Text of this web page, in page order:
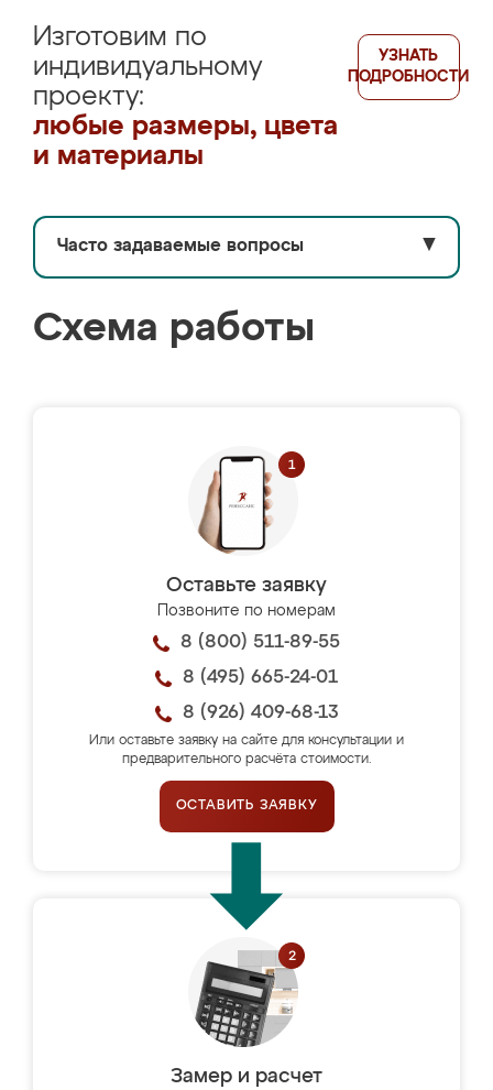
Изготовим по
индивидуальному
проекту:
любые размеры, цвета
и материалы
УЗНАТЬ
ПОДРОБНОСТИ
Часто задаваемые вопросы ▼
Схема работы
Оставьте заявку
Позвоните по номерам
8 (800) 511-89-55
8 (495) 665-24-01
8 (926) 409-68-13
Или оставьте заявку на сайте для консультации и
предварительного расчёта стоимости.
ОСТАВИТЬ ЗАЯВКУ
Замер и расчет